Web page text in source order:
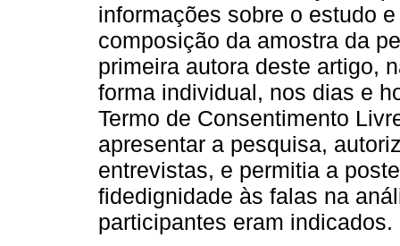
informações sobre o estudo
composição da amostra da
primeira autora deste artigo,
forma individual, nos dias e
Termo de Consentimento
apresentar a pesquisa,
entrevistas, e permitia a
fidedignidade às falas na
participantes eram indicados.